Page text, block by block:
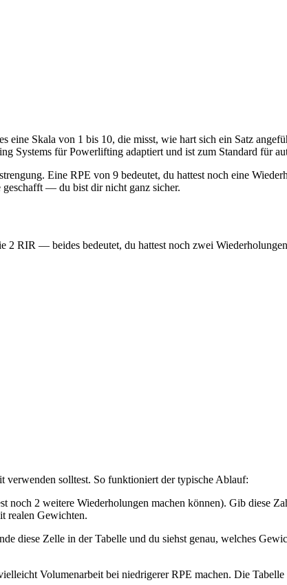
Skala von 1 bis 10, die misst, wie hart sich ein Satz
Systems für Powerlifting adaptiert und ist zum Standard für
Eine RPE von 9 bedeutet, du hattest noch eine
— du bist dir nicht ganz sicher.
2 RIR — beides bedeutet, du hattest noch zwei
verwenden solltest. So funktioniert der typische Ablauf:
2 weitere Wiederholungen machen können). Gib diese
realen Gewichten.
diese Zelle in der Tabelle und du siehst genau, welches
Volumenarbeit bei niedrigerer RPE machen. Die